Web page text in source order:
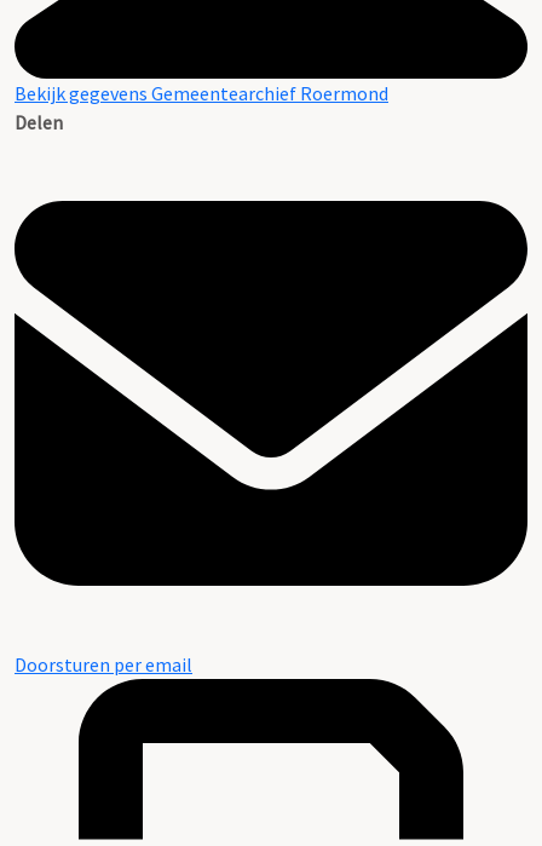
Bekijk gegevens Gemeentearchief Roermond
Delen
Doorsturen per email